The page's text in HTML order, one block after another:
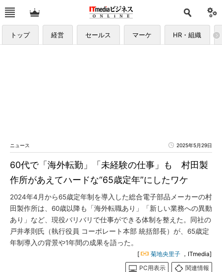
トップ 経営 セールス マーケ HR・組織
ニュース 2025年5月29日
60代で「海外転勤」「未経験の仕事」も 村田製
作所があえてハードな“65歳定年”にしたワケ
2024年4月から65歳定年制を導入した総合電子部品メーカーの村
田製作所は、60歳以降も「海外転職あり」「新しい業務への異動
あり」など、現役バリバリで仕事ができる体制を整えた。同社の
戸井孝則氏（執行役員 コーポレート本部 統括部長）が、65歳定
年制導入の背景や1年間の成果を語った。
[ 菊地央里子 ，ITmedia]
PC用表示
関連情報